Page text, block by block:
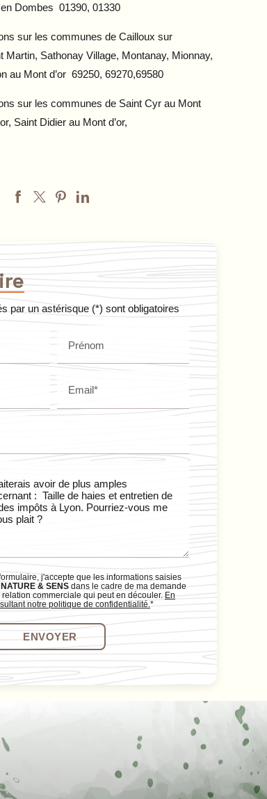
Dombes 01390, 01330
sur les communes de Cailloux sur
Martin, Sathonay Village, Montanay, Mionnay,
au Mont d’or 69250, 69270,69580
sur les communes de Saint Cyr au Mont
Saint Didier au Mont d’or,
par un astérisque (*) sont obligatoires
Prénom
Email*
j'accepte que les informations saisies
NATURE & SENS dans le cadre de ma demande
commerciale qui peut en découler. En
notre politique de confidentialité.*